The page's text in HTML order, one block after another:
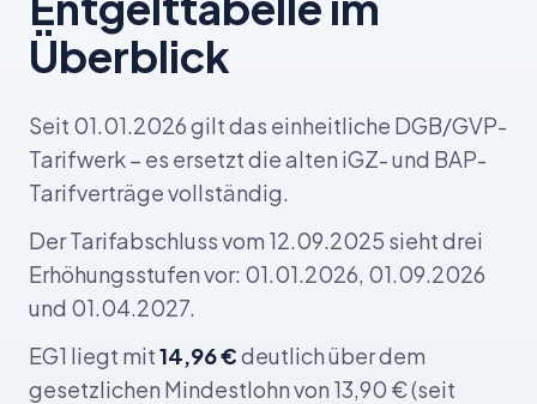
Überblick
Seit 01.01.2026 gilt das einheitliche DGB/GVP-
Tarifwerk – es ersetzt die alten iGZ- und BAP-
Tarifverträge vollständig.
Der Tarifabschluss vom 12.09.2025 sieht drei
Erhöhungsstufen vor: 01.01.2026, 01.09.2026
und 01.04.2027.
EG1 liegt mit14,96 €deutlich über dem
gesetzlichen Mindestlohn von 13,90 € (seit